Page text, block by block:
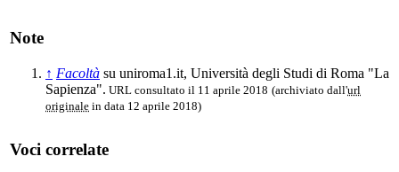
Note
↑ Facoltà su uniroma1.it, Università degli Studi di Roma "La
Sapienza". URL consultato il 11 aprile 2018 (archiviato dall'url
originale in data 12 aprile 2018)
Voci correlate